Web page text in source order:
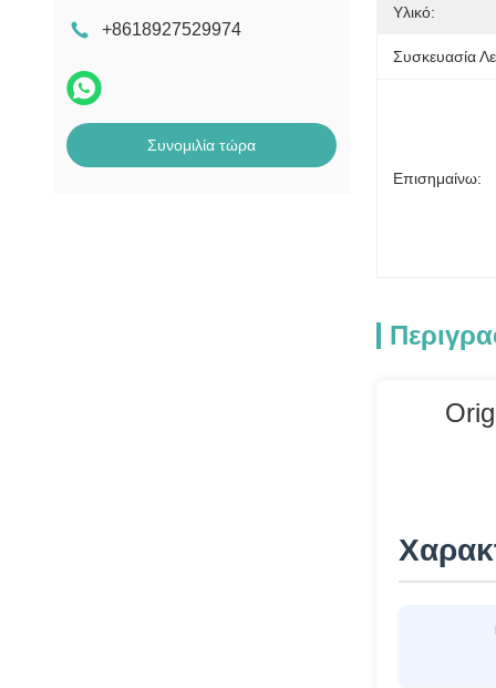
τραπεζογραμματίων
Μισθός Αντιμέρητα
Μέρη δέκτη
+8618927529974
Συνομιλία τώρα
Υλικό:
Συσκευασία
Επισημαίνω: